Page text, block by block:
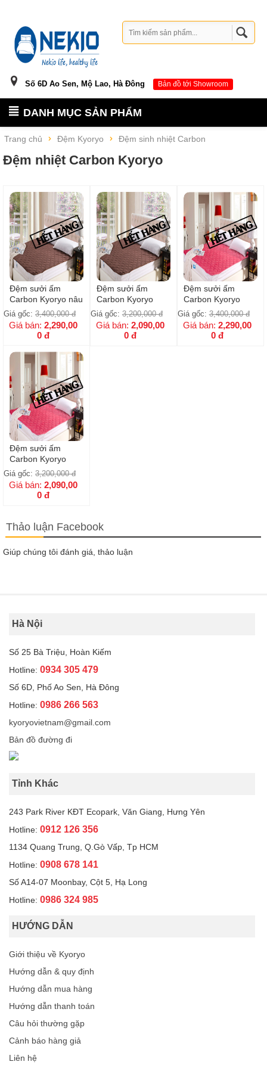
Số 6D Ao Sen, Mộ Lao, Hà Đông Bản đồ tới Showroom
DANH MỤC SẢN PHẨM
Trang chủ Đệm Kyoryo Đệm sinh nhiệt Carbon
Đệm nhiệt Carbon Kyoryo
Đệm sưởi ấm
Carbon Kyoryo nâu
1m8x2m
Giá gốc: 3,400,000 đ
Giá bán:2,290,00
0 đ
Đệm sưởi ấm
Carbon Kyoryo
Nâu 1m6x2m
Giá gốc: 3,200,000 đ
Giá bán:2,090,00
0 đ
Đệm sưởi ấm
Carbon Kyoryo
Hồng 1m8x2m
Giá gốc:3,400,000 đ
Giá bán:2,290,00
0 đ
Đệm sưởi ấm
Carbon Kyoryo
Hồng 1m6x2m
Giá gốc: 3,200,000 đ
Giá bán:2,090,00
0 đ
Thảo luận Facebook
Giúp chúng tôi đánh giá, thảo luận
Hà Nội
Số 25 Bà Triệu, Hoàn Kiếm
Hotline: 0934 305 479
Số 6D, Phố Ao Sen, Hà Đông
Hotline: 0986 266 563
kyoryovietnam@gmail.com
Bản đồ đường đi
Tỉnh Khác
243 Park River KĐT Ecopark, Văn Giang, Hưng Yên
Hotline: 0912 126 356
1134 Quang Trung, Q.Gò Vấp, Tp HCM
Hotline: 0908 678 141
Số A14-07 Moonbay, Cột 5, Hạ Long
Hotline: 0986 324 985
HƯỚNG DẪN
Giới thiệu về Kyoryo
Hướng dẫn & quy định
Hướng dẫn mua hàng
Hướng dẫn thanh toán
Câu hỏi thường gặp
Cảnh báo hàng giả
Liên hệ